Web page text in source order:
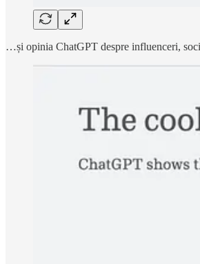
…și opinia ChatGPT despre influenceri,